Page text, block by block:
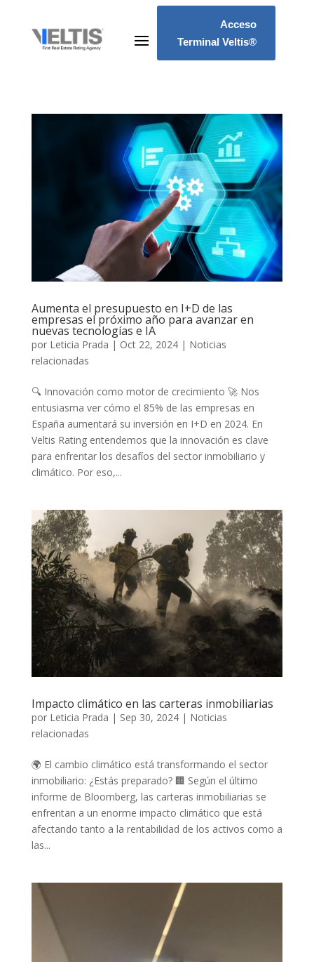
Acceso
Terminal Veltis®
Aumenta el presupuesto en I+D de las
empresas el próximo año para avanzar en
nuevas tecnologías e IA
por Leticia Prada | Oct 22, 2024| Noticias
relacionadas
🔍 Innovación como motor de crecimiento 🚀 Nos
entusiasma ver cómo el 85% de las empresas en
España aumentará su inversión en I+D en 2024. En
Veltis Rating entendemos que la innovación es clave
para enfrentar los desafíos del sector inmobiliario y
climático. Por eso,...
Impacto climático en las carteras inmobiliarias
por Leticia Prada | Sep 30, 2024| Noticias
relacionadas
🌍 El cambio climático está transformando el sector
inmobiliario: ¿Estás preparado? 🏢 Según el último
informe de Bloomberg, las carteras inmobiliarias se
enfrentan a un enorme impacto climático que está
afectando tanto a la rentabilidad de los activos como a
las...